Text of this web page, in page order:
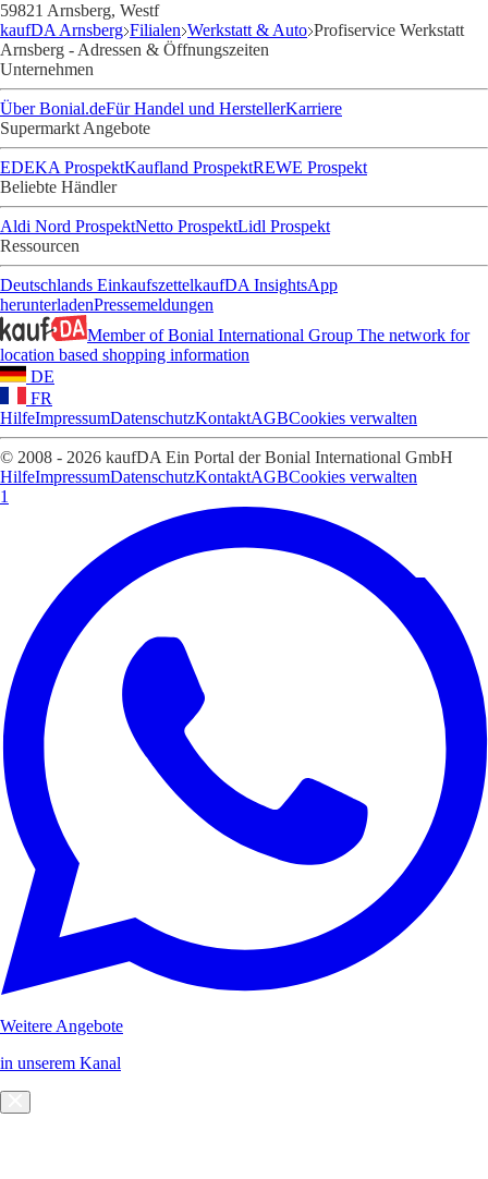
59821 Arnsberg, Westf
kaufDA Arnsberg Filialen Werkstatt & Auto Profiservice Werkstatt
Arnsberg - Adressen & Öffnungszeiten
Unternehmen
Über Bonial.deFür Handel und HerstellerKarriere
Supermarkt Angebote
EDEKA ProspektKaufland ProspektREWE Prospekt
Beliebte Händler
Aldi Nord ProspektNetto ProspektLidl Prospekt
Ressourcen
Deutschlands EinkaufszettelkaufDA InsightsApp
herunterladenPressemeldungen
Member of Bonial International Group The network for
location based shopping information
DE
FR
HilfeImpressumDatenschutzKontaktAGBCookies verwalten
© 2008 - 2026 kaufDA Ein Portal der Bonial International GmbH
HilfeImpressumDatenschutzKontaktAGBCookies verwalten
1
Weitere Angebote
in unserem Kanal